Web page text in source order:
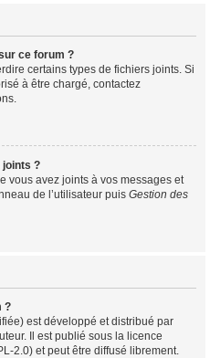
ce forum ?
certains types de fichiers joints. Si
à être chargé, contactez
?
vous avez joints à vos messages et
de l’utilisateur puis Gestion des
?
est développé et distribué par
Il est publié sous la licence
2.0) et peut être diffusé librement.